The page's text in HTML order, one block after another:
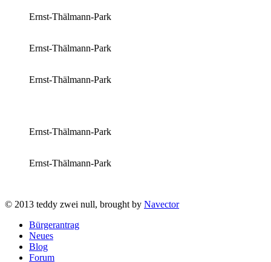
Ernst-Thälmann-Park
Ernst-Thälmann-Park
Ernst-Thälmann-Park
Ernst-Thälmann-Park
Ernst-Thälmann-Park
© 2013 teddy zwei null, brought by Navector
Bürgerantrag
Neues
Blog
Forum